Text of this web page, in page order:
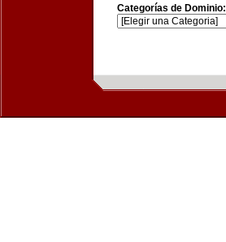
Categorías de Dominio: